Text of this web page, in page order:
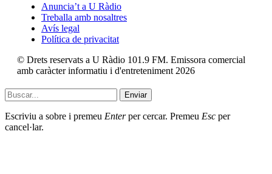
Anuncia’t a U Ràdio
Treballa amb nosaltres
Avís legal
Política de privacitat
© Drets reservats a U Ràdio 101.9 FM. Emissora comercial
amb caràcter informatiu i d'entreteniment 2026
Enviar
Escriviu a sobre i premeu Enterper cercar. Premeu Esc per
cancel·lar.